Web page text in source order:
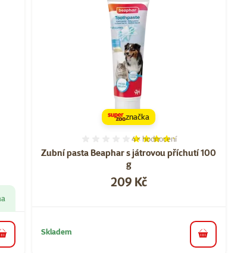
hodnocení: 16
do košíku
Zubní pasta Beaphar s játrovou příchutí 100
g
Hodnocení 85%, počet
4× hodnocení
Cena
209 Kč
značka
Skladem
do